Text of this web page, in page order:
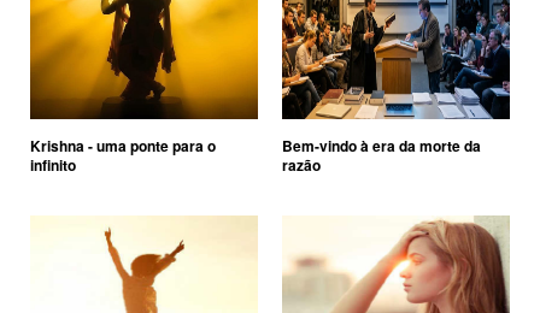
Krishna - uma ponte para o
infinito
Bem-vindo à era da morte da
razão